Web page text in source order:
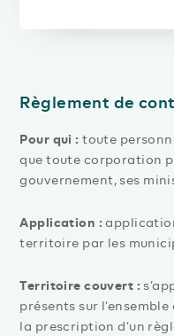
Règlement de
Pour qui : toute
que toute corporation
gouvernement, ses
Application :
territoire par les
Territoire couvert :
présents sur
la prescription d’un